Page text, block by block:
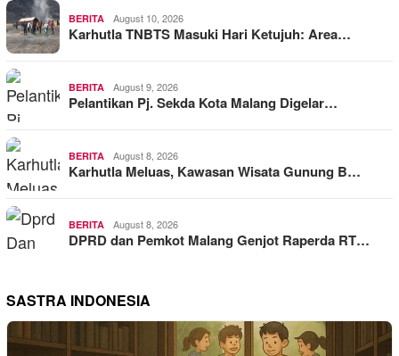
BERITA August 10, 2026
Karhutla TNBTS Masuki Hari Ketujuh: Area…
BERITA August 9, 2026
Pelantikan Pj. Sekda Kota Malang Digelar…
BERITA August 8, 2026
Karhutla Meluas, Kawasan Wisata Gunung B…
BERITA August 8, 2026
DPRD dan Pemkot Malang Genjot Raperda RT…
SASTRA INDONESIA